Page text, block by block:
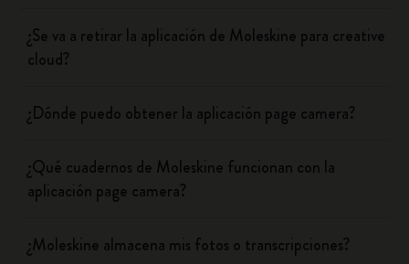
¿Se va a retirar la aplicación de Moleskine para creative
cloud?
¿Dónde puedo obtener la aplicación page camera?
¿Qué cuadernos de Moleskine funcionan con la
aplicación page camera?
¿Moleskine almacena mis fotos o transcripciones?